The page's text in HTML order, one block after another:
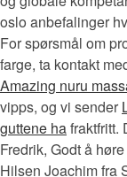
oslo anbefalinger
For spørsmål om
farge, ta kontakt
Amazing nuru
vipps, og vi sender
guttene hafraktfritt.
Fredrik, Godt å
Hilsen Joachim fra